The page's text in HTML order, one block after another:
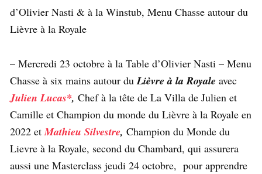
d’Olivier Nasti & à la Winstub, Menu Chasse autour du
Lièvre à la Royale
– Mercredi 23 octobre à la Table d’Olivier Nasti – Menu
Chasse à six mains autour duLièvre à la Royale avec
Julien Lucas*, Chef à la tête de La Villa de Julien et
Camille et Champion du monde du Lièvre à la Royale en
2022 etMathieu Silvestre, Champion du Monde du
Lievre à la Royale, second du Chambard, qui assurera
aussi une Masterclass jeudi 24 octobre, pour apprendre